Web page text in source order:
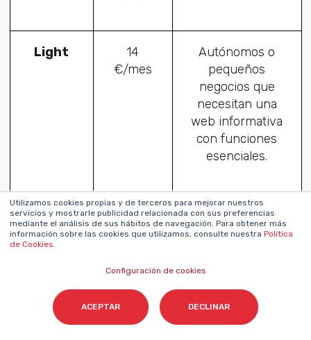
Utilizamos cookies propias y de terceros para mejorar nuestros
servicios y mostrarle publicidad relacionada con sus preferencias
mediante el análisis de sus hábitos de navegación. Para obtener más
información sobre las cookies que utilizamos, consulte nuestra Política
de Cookies.
Configuración de cookies
ACEPTAR DECLINAR
Light
14
€/mes
Autónomos o
pequeños
negocios que
necesitan una
web informativa
con funciones
esenciales.
Core
25
€/mes
Marcas o
emprendedores
interactuar con su
audiencia, vender
productos online
y aceptar